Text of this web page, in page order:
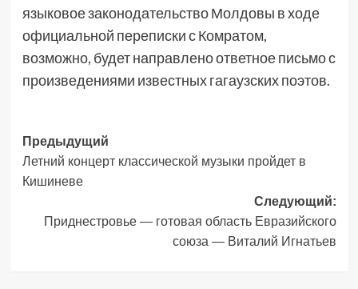
языковое законодательство Молдовы в ходе
официальной переписки с Комратом,
возможно, будет направлено ответное письмо с
произведениями известных гагаузских поэтов.
Навигация
записи
Предыдущий
Летний концерт классической музыки пройдет в
Кишиневе
Следующий:
Приднестровье — готовая область Евразийского
союза — Виталий Игнатьев